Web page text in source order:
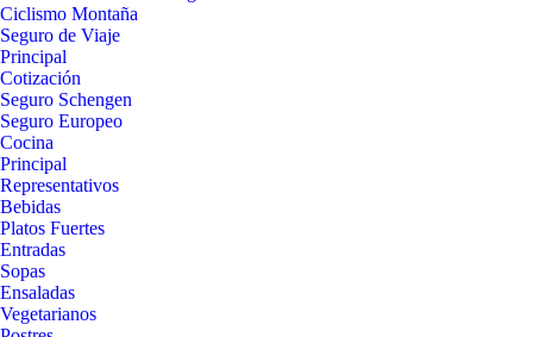
Ciclismo Montaña
Seguro de Viaje
Principal
Cotización
Seguro Schengen
Seguro Europeo
Cocina
Principal
Representativos
Bebidas
Platos Fuertes
Entradas
Sopas
Ensaladas
Vegetarianos